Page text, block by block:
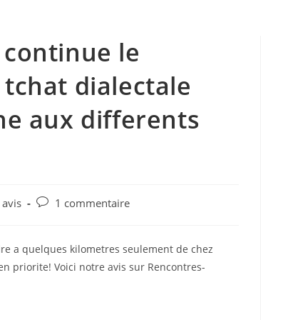
le
dialectale
aux differents
Post1 commentaire
a quelques kilometres seulement de chez
priorite! Voici notre avis sur Rencontres-